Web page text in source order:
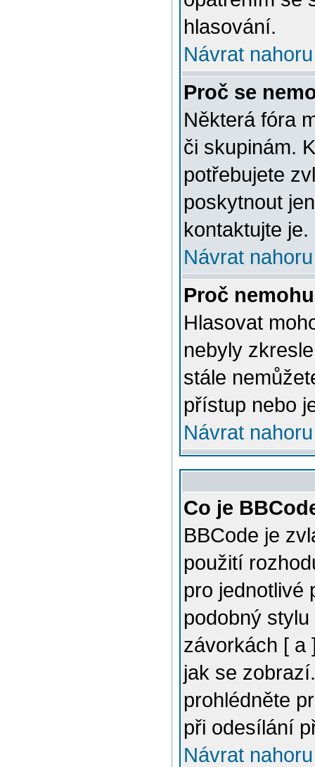
hlasování.
Návrat nahoru
Proč se
Některá fóra
či skupinám.
potřebujete
poskytnout
kontaktujte je.
Návrat nahoru
Proč
Hlasovat
nebyly
stále
přístup nebo
Návrat nahoru
Co je
BBCode je
použití
pro jednotlivé
podobný
závorkách [ a
jak se
prohlédněte
při odesílání
Návrat nahoru